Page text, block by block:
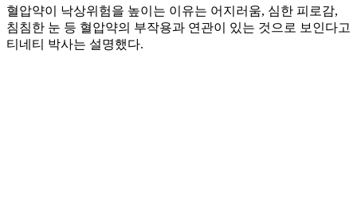
혈압약이 낙상위험을 높이는 이유는 어지러움, 심한 피로감,
침침한 눈 등 혈압약의 부작용과 연관이 있는 것으로 보인다고
티네티 박사는 설명했다.